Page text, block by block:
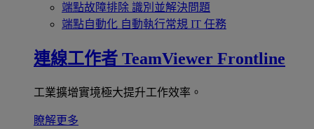
端點故障排除 識別並解決問題
端點自動化 自動執行常規 IT 任務
連線工作者 TeamViewer Frontline
工業擴增實境極大提升工作效率。
瞭解更多